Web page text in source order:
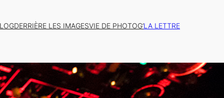
DERRIÈRE LES IMAGESVIE DE PHOTOG’LA LETTRE